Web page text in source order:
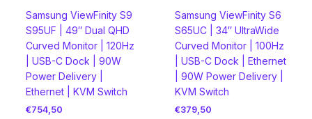
Samsung ViewFinity S9
S95UF | 49″ Dual QHD
Curved Monitor | 120Hz
| USB-C Dock | 90W
Power Delivery |
Ethernet | KVM Switch
€754,50
Samsung ViewFinity S6
S65UC | 34″ UltraWide
Curved Monitor | 100Hz
| USB-C Dock | Ethernet
| 90W Power Delivery |
KVM Switch
€379,50